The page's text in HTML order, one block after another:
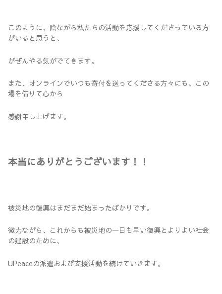
このように、陰ながら私たちの活動を応援してくださっている方
がいると思うと、
がぜんやる気がでてきます。
また、オンラインでいつも寄付を送ってくださる方々にも、この
場を借りて心から
感謝申し上げます。
本当にありがとうございます！！
被災地の復興はまだまだ始まったばかりです。
微力ながら、これからも被災地の一日も早い復興とよりよい社会
の建設のために、
UPeaceの派遣および支援活動を続けていきます。